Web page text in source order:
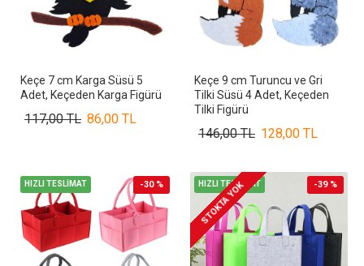
Keçe 7 cm Karga Süsü 5
Adet, Keçeden Karga Figürü
86,00 TL
117,00 TL
Keçe 9 cm Turuncu ve Gri
Tilki Süsü 4 Adet, Keçeden
Tilki Figürü
128,00 TL
146,00 TL
HIZLI TESLİMAT -30 % HIZLI TESLİMAT -39 %
STOKTA YOK